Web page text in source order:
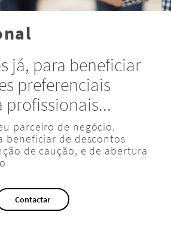
já, para beneficiar
preferenciais
profissionais...
parceiro de negócio.
beneficiar de descontos
de caução, e de abertura
Contactar